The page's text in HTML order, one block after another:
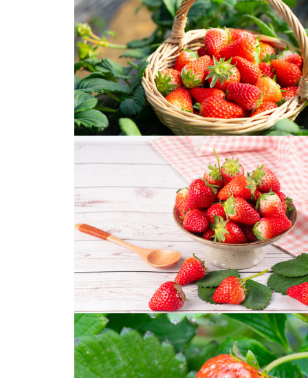
天使草莓
奶油草莓草莓采摘园